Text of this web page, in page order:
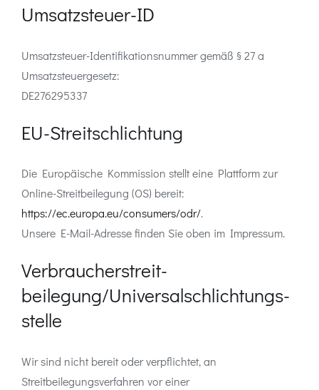
Umsatzsteuer-ID
Umsatzsteuer-Identifikationsnummer gemäß § 27 a
Umsatzsteuergesetz:
DE276295337
EU-Streitschlichtung
Die Europäische Kommission stellt eine Plattform zur
Online-Streitbeilegung (OS) bereit:
https://ec.europa.eu/consumers/odr/.
Unsere E-Mail-Adresse finden Sie oben im Impressum.
Verbraucher­streit­
beilegung/Universal­schlichtungs­
stelle
Wir sind nicht bereit oder verpflichtet, an
Streitbeilegungsverfahren vor einer